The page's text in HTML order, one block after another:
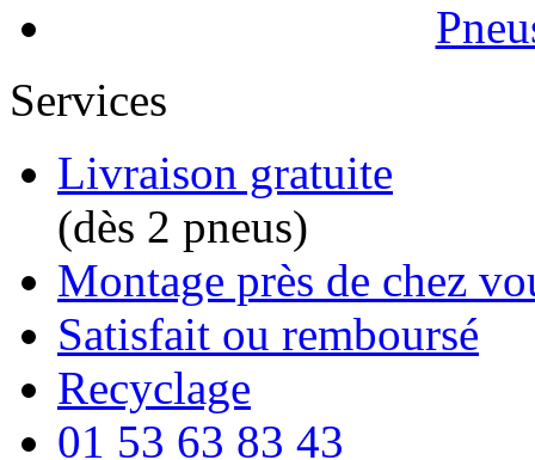
Services
Livraison gratuite
(dès 2 pneus)
Montage près de chez
Satisfait ou remboursé
Recyclage
01 53 63 83 43